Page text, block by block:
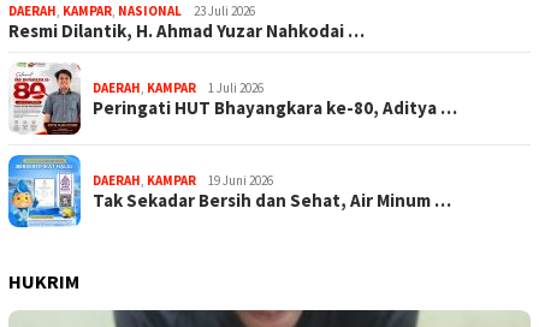
DAERAH KAMPAR NASIONAL 23 Juli 2026
Resmi Dilantik, H. Ahmad Yuzar Nahkodai …
DAERAH KAMPAR 1 Juli 2026
Peringati HUT Bhayangkara ke-80, Aditya …
DAERAH KAMPAR 19 Juni 2026
Tak Sekadar Bersih dan Sehat, Air Minum …
HUKRIM